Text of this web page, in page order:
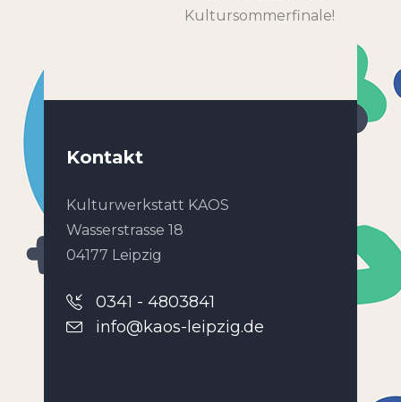
Kultursommerfinale!
Kontakt
Kulturwerkstatt KAOS
Wasserstrasse 18
04177 Leipzig
0341 - 4803841
info@kaos-leipzig.de